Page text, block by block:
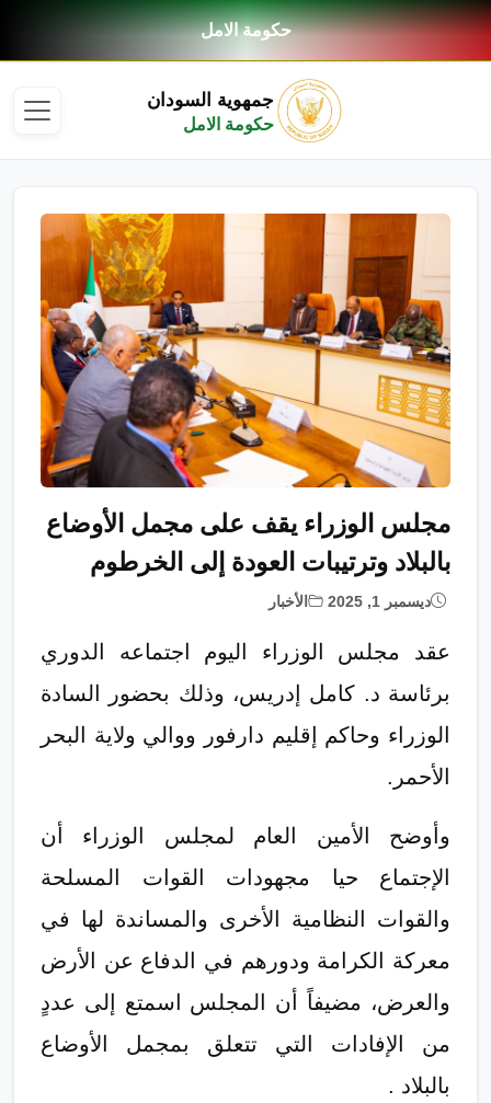
حكومة الامل
جمهوية السودان
حكومة الامل
مجلس الوزراء يقف على مجمل الأوضاع
بالبلاد وترتيبات العودة إلى الخرطوم
ديسمبر 1, 2025 الأخبار
عقد مجلس الوزراء اليوم اجتماعه الدوري
برئاسة د. كامل إدريس، وذلك بحضور السادة
الوزراء وحاكم إقليم دارفور ووالي ولاية البحر
الأحمر.
وأوضح الأمين العام لمجلس الوزراء أن
الإجتماع حيا مجهودات القوات المسلحة
والقوات النظامية الأخرى والمساندة لها في
معركة الكرامة ودورهم في الدفاع عن الأرض
والعرض، مضيفاً أن المجلس اسمتع إلى عددٍ
من الإفادات التي تتعلق بمجمل الأوضاع
بالبلاد .